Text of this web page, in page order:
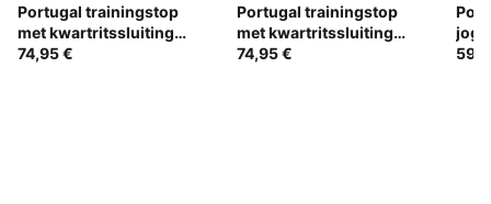
Portugal trainingstop
met kwartritssluiting
voor heren
74,95 €
Portugal trainingstop
met kwartritssluiting
voor heren
74,95 €